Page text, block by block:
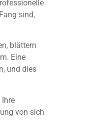
sind,
blättern
Eine
und dies
von sich